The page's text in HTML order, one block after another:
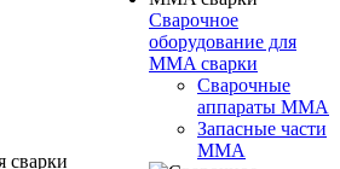
Сварочное
оборудование для
MMA сварки
Сварочные
аппараты MMA
Запасные части
MMA